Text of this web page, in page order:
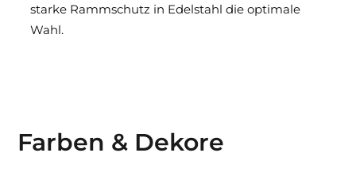
starke Rammschutz in Edelstahl die optimale
Wahl.
Farben & Dekore